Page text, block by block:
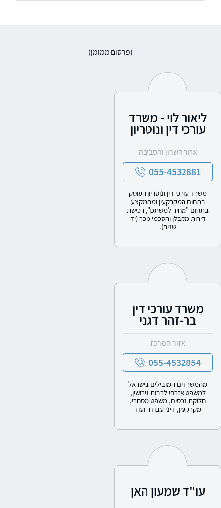
(פרסום ממומן)
ליאור לוי - משרד
עורכי דין ונוטריון
אזור השרון והסביבה
055-4532881
משרד עורכי דין ונוטריון העוסק
בתחום המקרקעין ומתמקצע
בתחום "מחיר למשתכן", רכישת
דירות מקבלן והסכמי מכר (יד
שניה).
משרד עורכי דין
בר-זהר דגני
אזור המרכז
055-4532854
מהמשרדים המובילים בישראל
למשפט אזרחי לרבות גירושין,
חלוקת נכסים, משפט מסחרי,
מקרקעין, דיני עבודה ועוד
עו"ד שמעון האן